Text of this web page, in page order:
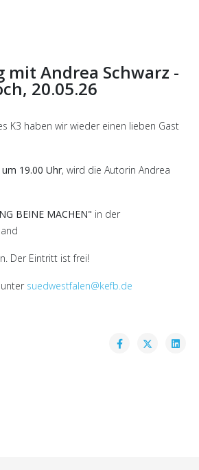
mit Andrea Schwarz -
20.05.26
K3 haben wir wieder einen lieben Gast
um 19.00 Uhr, wird die Autorin Andrea
BEINE MACHEN" in der
Der Eintritt ist frei!
suedwestfalen@kefb.de